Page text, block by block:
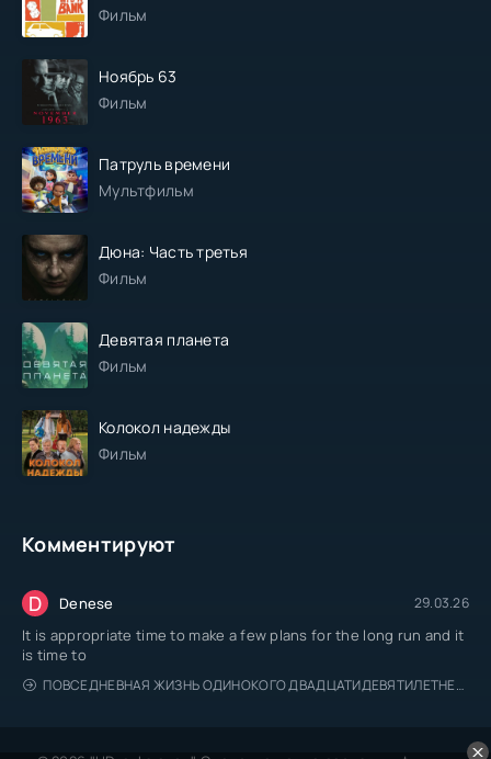
Фильм
Ноябрь 63
Фильм
Патруль времени
Мультфильм
Дюна: Часть третья
Фильм
Девятая планета
Фильм
Колокол надежды
Фильм
Комментируют
D Denese 29.03.26
It is appropriate time to make a few plans for the long run and it
is time to
ПОВСЕДНЕВНАЯ ЖИЗНЬ ОДИНОКОГО ДВАДЦАТИДЕВЯТИЛЕТНЕГО АВАНТЮРИСТА